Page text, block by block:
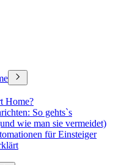
Home?
So gehts`s
wie man sie vermeidet)
für Einsteiger